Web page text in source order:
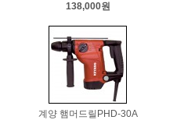
138,000원
계양 햄머드릴PHD-30A